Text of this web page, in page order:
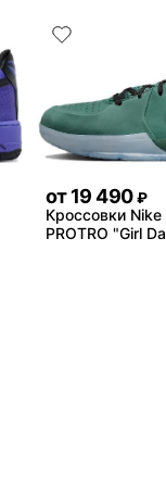
от 19 490 ₽
Кроссовки
PROTRO "Girl